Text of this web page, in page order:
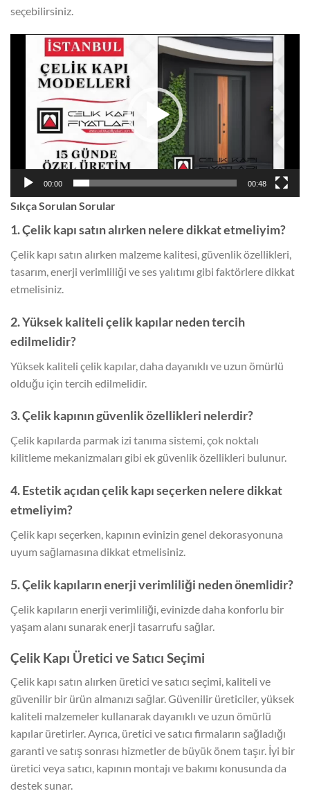
seçebilirsiniz.
oynatıcı
00:00 00:48
Sıkça Sorulan Sorular
1. Çelik kapı satın alırken nelere dikkat etmeliyim?
Çelik kapı satın alırken malzeme kalitesi, güvenlik özellikleri,
tasarım, enerji verimliliği ve ses yalıtımı gibi faktörlere dikkat
etmelisiniz.
2. Yüksek kaliteli çelik kapılar neden tercih
edilmelidir?
Yüksek kaliteli çelik kapılar, daha dayanıklı ve uzun ömürlü
olduğu için tercih edilmelidir.
3. Çelik kapının güvenlik özellikleri nelerdir?
Çelik kapılarda parmak izi tanıma sistemi, çok noktalı
kilitleme mekanizmaları gibi ek güvenlik özellikleri bulunur.
4. Estetik açıdan çelik kapı seçerken nelere dikkat
etmeliyim?
Çelik kapı seçerken, kapının evinizin genel dekorasyonuna
uyum sağlamasına dikkat etmelisiniz.
5. Çelik kapıların enerji verimliliği neden önemlidir?
Çelik kapıların enerji verimliliği, evinizde daha konforlu bir
yaşam alanı sunarak enerji tasarrufu sağlar.
Çelik Kapı Üretici ve Satıcı Seçimi
Çelik kapı satın alırken üretici ve satıcı seçimi, kaliteli ve
güvenilir bir ürün almanızı sağlar. Güvenilir üreticiler, yüksek
kaliteli malzemeler kullanarak dayanıklı ve uzun ömürlü
kapılar üretirler. Ayrıca, üretici ve satıcı firmaların sağladığı
garanti ve satış sonrası hizmetler de büyük önem taşır. İyi bir
üretici veya satıcı, kapının montajı ve bakımı konusunda da
destek sunar.